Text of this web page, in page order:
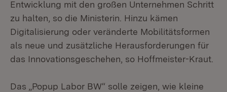
Entwicklung mit den großen Unternehmen Schritt
zu halten, so die Ministerin. Hinzu kämen
Digitalisierung oder veränderte Mobilitätsformen
als neue und zusätzliche Herausforderungen für
das Innovationsgeschehen, so Hoffmeister-Kraut.
Das „Popup Labor BW“ solle zeigen, wie kleine